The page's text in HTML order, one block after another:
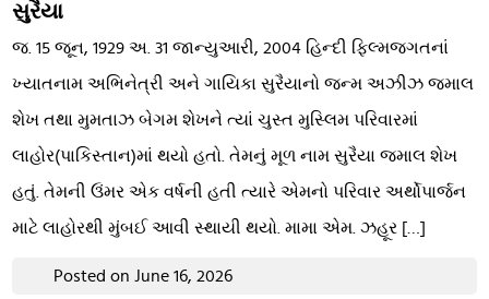
સુરૈયા
જ. 15 જૂન, 1929 અ. 31 જાન્યુઆરી, 2004 હિન્દી ફિલ્મજગતનાં
ખ્યાતનામ અભિનેત્રી અને ગાયિકા સુરૈયાનો જન્મ અઝીઝ જમાલ
શેખ તથા મુમતાઝ બેગમ શેખને ત્યાં ચુસ્ત મુસ્લિમ પરિવારમાં
લાહોર(પાકિસ્તાન)માં થયો હતો. તેમનું મૂળ નામ સુરૈયા જમાલ શેખ
હતું. તેમની ઉંમર એક વર્ષની હતી ત્યારે એમનો પરિવાર અર્થોપાર્જન
માટે લાહોરથી મુંબઈ આવી સ્થાયી થયો. મામા એમ. ઝહૂર […]
Posted on June 16, 2026